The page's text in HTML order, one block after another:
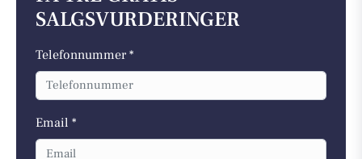
SALGSVURDERINGER
Telefonnummer *
Email *